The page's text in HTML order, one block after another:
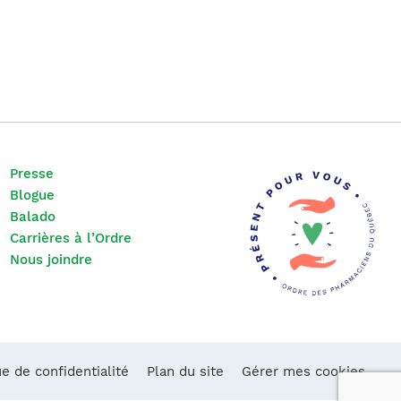
Presse
Blogue
Balado
Carrières à l’Ordre
Nous joindre
de confidentialité Plan du site Gérer mes cookies